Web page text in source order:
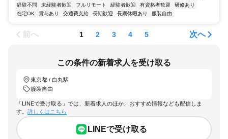
経験不問
未経験者歓迎 フルリモート 経験者歓迎 有資格者歓迎
研修あり
在宅OK
賞与あり 交通費支給 長期歓迎 長期休暇あり 服装自由
前へ 1 2 3 4 5 次へ
この条件の新着求人を受け取る
東京都 / 白丸駅
服装自由
「LINEで受け取る」では、新着求人のほか、おすすめ情報なども配信しま
す。 詳しくはこちら
LINEで受け取る